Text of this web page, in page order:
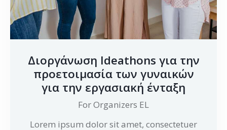
Διοργάνωση Ideathons για την
προετοιμασία των γυναικών
για την εργασιακή ένταξη
For Organizers EL
Lorem ipsum dolor sit amet, consectetuer